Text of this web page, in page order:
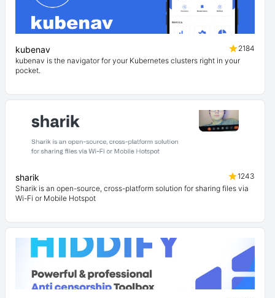
kubenav
2184
kubenav is the navigator for your Kubernetes clusters right in your
pocket.
sharik
1243
Sharik is an open-source, cross-platform solution for sharing files via
Wi-Fi or Mobile Hotspot